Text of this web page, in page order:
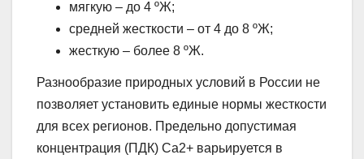
мягкую – до 4 ºЖ;
средней жесткости – от 4 до 8 ºЖ;
жесткую – более 8 ºЖ.
Разнообразие природных условий в России не
позволяет установить единые нормы жесткости
для всех регионов. Предельно допустимая
концентрация (ПДК) Са2+ варьируется в